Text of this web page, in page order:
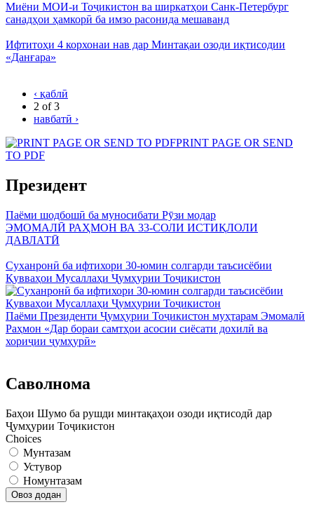
Миёни МОИ-и Тоҷикистон ва ширкатҳои Санк-Петербург
санадҳои ҳамкорӣ ба имзо расонида мешаванд
Ифтитоҳи 4 корхонаи нав дар Минтақаи озоди иқтисодии
«Данғара»
‹ қаблӣ
2 of 3
навбатӣ ›
PRINT PAGE OR SEND
TO PDF
Президент
Паёми шодбошӣ ба муносибати Рӯзи модар
ЭМОМАЛӢ РАҲМОН ВА 33-СОЛИ ИСТИҚЛОЛИ
ДАВЛАТӢ
Суханронӣ ба ифтихори 30-юмин солгарди таъсисёбии
Қувваҳои Мусаллаҳи Ҷумҳурии Тоҷикистон
Паёми Президенти Ҷумҳурии Тоҷикистон муҳтарам Эмомалӣ
Раҳмон «Дар бораи самтҳои асосии сиёсати дохилӣ ва
хориҷии ҷумҳурӣ»
Саволнома
Баҳои Шумо ба рушди минтақаҳои озоди иқтисодӣ дар
Ҷумҳурии Тоҷикистон
Choices
Мунтазам
Устувор
Номунтазам